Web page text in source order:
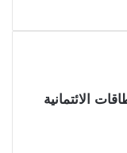
الائتمانية